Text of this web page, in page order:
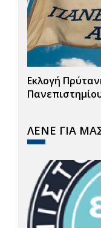
Εκλογή
ΛΕΝΕ ΓΙΑ